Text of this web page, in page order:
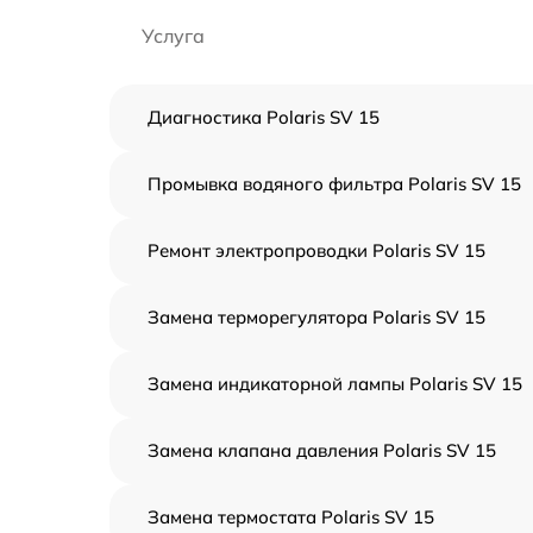
Услуга
Диагностика Polaris SV 15
Промывка водяного фильтра Polaris SV 15
Ремонт электропроводки Polaris SV 15
Замена терморегулятора Polaris SV 15
Замена индикаторной лампы Polaris SV 15
Замена клапана давления Polaris SV 15
Замена термостата Polaris SV 15